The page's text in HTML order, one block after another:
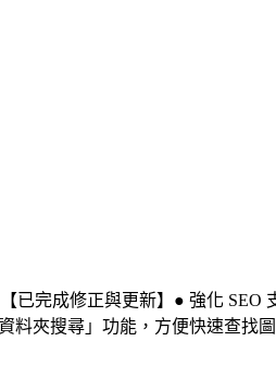
已完成修正與更新】● 強化 SEO
料夾搜尋」功能，方便快速查找